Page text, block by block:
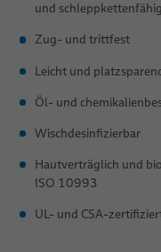
und schleppkettenfähig
Zug- und trittfest
Leicht und
Öl- und
Wischdesinfizierbar
Hautverträglich und
ISO 10993
UL- und CSA-